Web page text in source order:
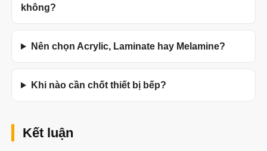
không?
Nên chọn Acrylic, Laminate hay Melamine?
Khi nào cần chốt thiết bị bếp?
Kết luận